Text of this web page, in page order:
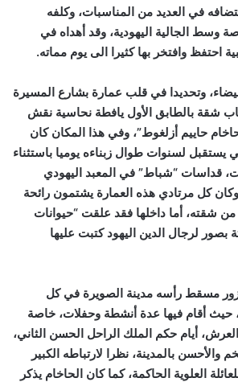
في العديد من المناسبات، وكلفه
وسط الجالية اليهودية، وقد أهداه في
احتفظ وافتخر بها كثيرا الى يوم مماته.
وتحديدا في قلب عمارة بشارع المسيرة
شقة بالطابق الأول يافطة نحاسية نقش
حاييم أزلغوط”، وفي هذا المكان كان
يستقبل لسنوات طوال زبناءه يوميا باستثناء
قداسات “شباط” في المعبد اليهودي
وكان كل مرتادي هذه العمارة يشتمون رائحة
من شقته، أما داخلها فقد علقت “حيوانات
بصور لرجال الدين اليهود كتبت عليها
مسقط رأسه مدينة الصويرة في كل
حيث أقام فيها عدة أنشطة وحفلات، خاصة
العرش، أيام حكم الملك الراحل الحسن الثاني،
والأحسن بالمدينة، نظرا لارتباطه الكبير
العلوية الحاكمة، كما كان الحاخام يذكر